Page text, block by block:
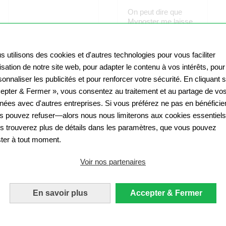
utilisons des cookies et d'autres technologies pour vous faciliter
de notre site web, pour adapter le contenu à vos intérêts, pour
les publicités et pour renforcer votre sécurité. En cliquant
& Fermer », vous consentez au traitement et au partage de vos
avec d'autres entreprises. Si vous préférez ne pas en
pouvez refuser—alors nous nous limiterons aux cookies
trouverez plus de détails dans les paramètres, que vous pouvez
à tout moment.
Voir nos partenaires
En savoir plus Accepter & Fermer
Moret Elodie
On peut dire que
Myposter me laisse
qualité est au
rendez-vous ;
pourtant avec
l'image de départ, ce
n'était pas évident.
Bruno Theil